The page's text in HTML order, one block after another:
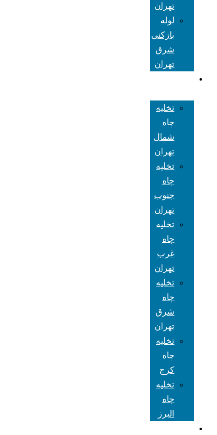
تهران
لوله
بازکنی
شرق
تهران
تخلیه
چاه
شمال
تهران
تخلیه
چاه
جنوب
تهران
تخلیه
چاه
غرب
تهران
تخلیه
چاه
شرق
تهران
تخلیه
چاه
کرج
تخلیه
چاه
البرز